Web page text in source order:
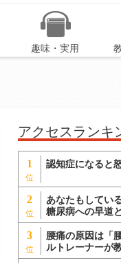
趣味・実用
アクセスランキ
1 認知症になると
2
あなたもしてい
糖尿病への早道
3
腰痛の原因は「
ルトレーナーが